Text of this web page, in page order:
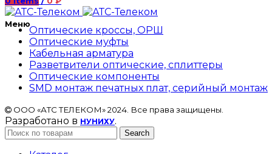
Меню
Оптические кроссы, ОРШ
Оптические муфты
Кабельная арматура
Разветвители оптические, сплиттеры
Оптические компоненты
SMD монтаж печатных плат, серийный монтаж
ООО «АТС ТЕЛЕКОМ» 2024. Все права защищены.
Разработано в НУНИХУ.
Search